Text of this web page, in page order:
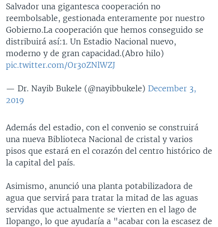
Salvador una gigantesca cooperación no
reembolsable, gestionada enteramente por nuestro
Gobierno.La cooperación que hemos conseguido se
distribuirá así:1. Un Estadio Nacional nuevo,
moderno y de gran capacidad.(Abro hilo)
pic.twitter.com/Or30ZNlWZJ
— Dr. Nayib Bukele (@nayibbukele) December 3,
2019
Además del estadio, con el convenio se construirá
una nueva Biblioteca Nacional de cristal y varios
pisos que estará en el corazón del centro histórico de
la capital del país.
Asimismo, anunció una planta potabilizadora de
agua que servirá para tratar la mitad de las aguas
servidas que actualmente se vierten en el lago de
Ilopango, lo que ayudaría a "acabar con la escasez de